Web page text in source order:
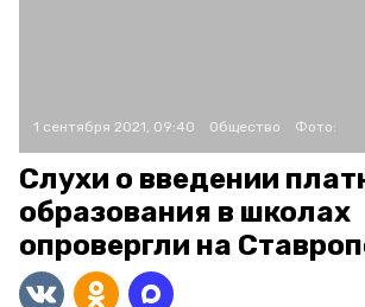
1 сентября 2021, 09:40 Общество Фото:
Слухи о введении
образования в школах
опровергли на